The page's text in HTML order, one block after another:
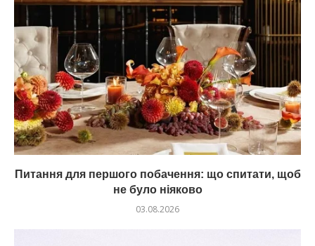
Питання для першого побачення: що спитати, щоб
не було ніяково
03.08.2026